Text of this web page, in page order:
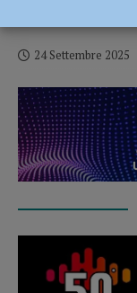
24 Settembre 2025